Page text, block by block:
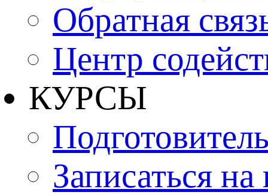
Обратная
Центр
КУРСЫ
Записаться